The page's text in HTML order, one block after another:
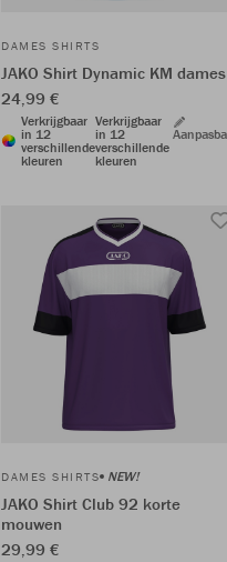
DAMES SHIRTS
JAKO Shirt Dynamic KM dames
24,99 €
Verkrijgbaar
in 12
verschillende
kleuren
Verkrijgbaar
in 12
verschillende
kleuren
DAMES SHIRTS NEW!
JAKO Shirt Club 92 korte
mouwen
29,99 €